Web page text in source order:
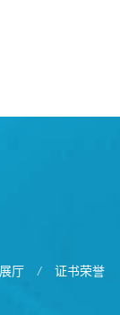
厅 / 证书荣誉